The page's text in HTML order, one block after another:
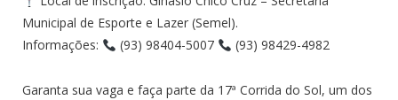
Municipal de Esporte e Lazer (Semel).
Informações:
(93) 98404-5007 (93) 98429-4982
Garanta sua vaga e faça parte da 17ª Corrida do Sol, um dos